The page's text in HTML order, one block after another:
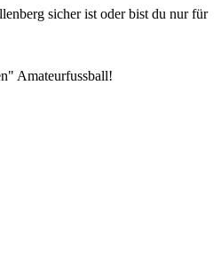
sicher ist oder bist du nur für
Amateurfussball!